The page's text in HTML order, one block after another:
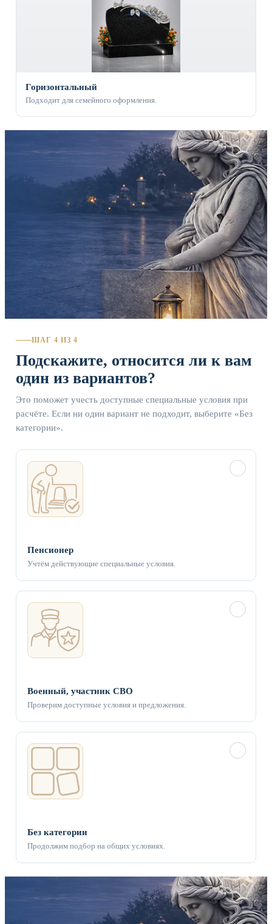
Горизонтальный
Подходит для семейного оформления.
ШАГ 4 ИЗ 4
Подскажите, относится ли к вам
один из вариантов?
Это поможет учесть доступные специальные условия при
расчёте. Если ни один вариант не подходит, выберите «Без
категории».
Пенсионер
Учтём действующие специальные условия.
Военный, участник СВО
Проверим доступные условия и предложения.
Без категории
Продолжим подбор на общих условиях.